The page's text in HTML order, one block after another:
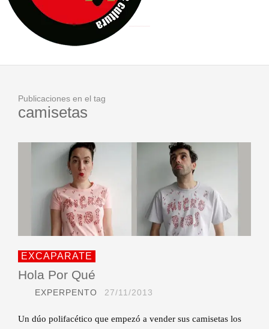
MAGALÍ SARE NOS EXPLICA [DESCASADA]
«NO TENGO PUTOS SUEÑOS»
Publicaciones en el tag
camisetas
EXCAPARATE
Hola Por Qué
EXPERPENTO 27/11/2013
Un dúo polifacético que empezó a vender sus camisetas los